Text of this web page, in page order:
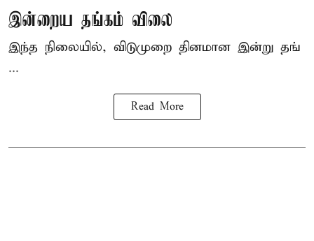
இன்றைய தங்கம் விலை
இந்த நிலையில், விடுமுறை தினமான இன்று தங்
...
Read More